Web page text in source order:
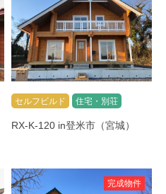
セルフビルド 住宅・別荘
RX-K-120 in登米市（宮城）
完成物件